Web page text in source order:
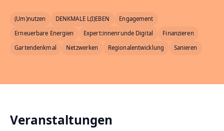
(Um)nutzen DENKMALE L(I)EBEN
Engagement
Erneuerbare Energien
Expert:innenrunde Digital
Finanzieren
Gartendenkmal
Netzwerken Regionalentwicklung Sanieren
Veranstaltungen